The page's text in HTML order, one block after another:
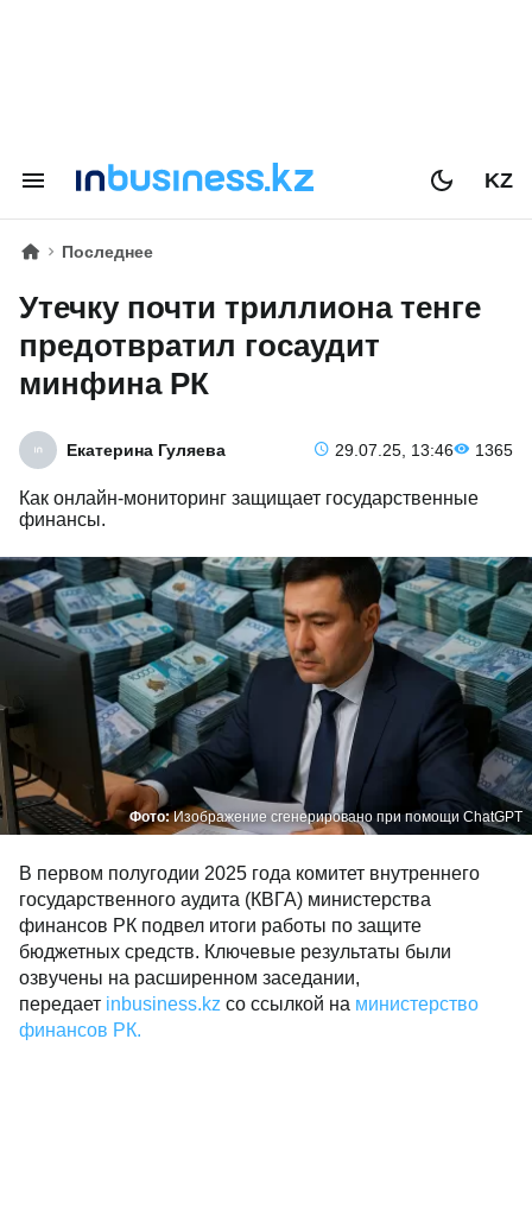
KZ
Последнее
Утечку почти триллиона тенге
предотвратил госаудит
минфина РК
Екатерина Гуляева 29.07.25, 13:46 1365
Как онлайн-мониторинг защищает государственные
финансы.
Фото:Изображение сгенерировано при помощи ChatGPT
В первом полугодии 2025 года комитет внутреннего
государственного аудита (КВГА) министерства
финансов РК подвел итоги работы по защите
бюджетных средств. Ключевые результаты были
озвучены на расширенном заседании,
передает inbusiness.kz со ссылкой на министерство
финансов РК.